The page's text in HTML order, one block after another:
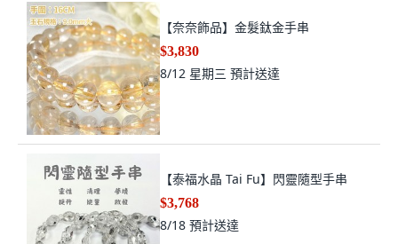
【奈奈飾品】金髮鈦金手串
$3,830
8/12 星期三 預計送達
【泰福水晶 Tai Fu】閃靈隨型手串
$3,768
8/18 預計送達